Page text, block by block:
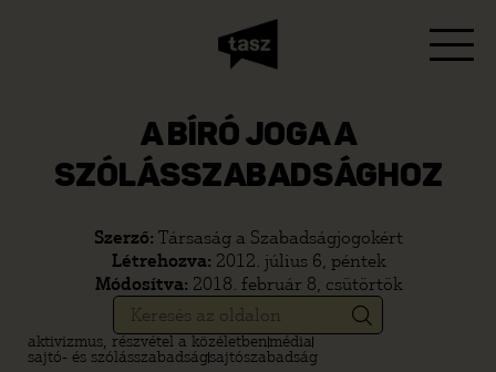
A BÍRÓ JOGA A
SZÓLÁSSZABADSÁGHOZ
Szerző: Társaság a Szabadságjogokért
Létrehozva: 2012. július 6, péntek
Módosítva: 2018. február 8, csütörtök
aktivizmus, részvétel a közéletbenmédia
sajtó- és szólásszabadságsajtószabadság